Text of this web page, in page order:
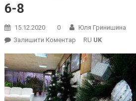
6-8
15.12.2020 0
Юля Гринишина
Залишити КоментарOn
8
RU UK